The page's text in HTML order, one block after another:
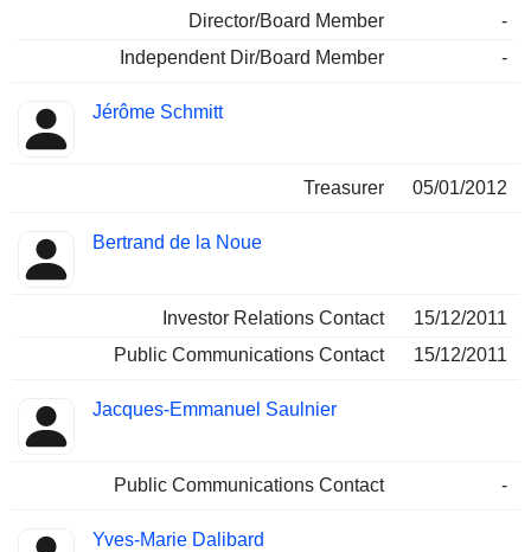
Director/Board Member
-
Independent Dir/Board Member
-
Jérôme Schmitt
Treasurer 05/01/2012
Bertrand de la Noue
Investor Relations Contact
15/12/2011
Public Communications Contact
15/12/2011
Jacques-Emmanuel Saulnier
Public Communications Contact -
Yves-Marie Dalibard